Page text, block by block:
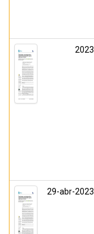
2023
29-abr-2023